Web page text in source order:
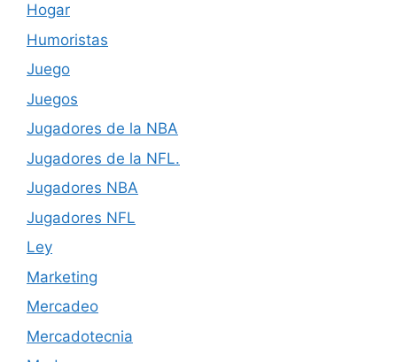
Hogar
Humoristas
Juego
Juegos
Jugadores de la NBA
Jugadores de la NFL.
Jugadores NBA
Jugadores NFL
Ley
Marketing
Mercadeo
Mercadotecnia